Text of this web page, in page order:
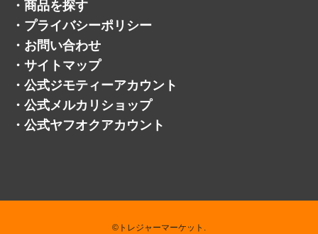
・ 公式ジモティーアカウント
・ 公式メルカリショップ
・ 公式ヤフオクアカウント